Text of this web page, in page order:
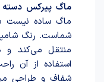
ماگ پیرکس دسته
ماگ ساده نیست
شماست. رنگ
منتقل می‌کند
استفاده از آن
شفاف و طراحی